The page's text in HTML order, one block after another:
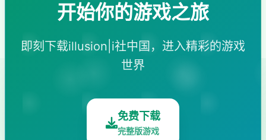
开始你的游戏之旅
即刻下载illusion|i社中国，进入精彩的游戏
世界
免费下载
完整版游戏